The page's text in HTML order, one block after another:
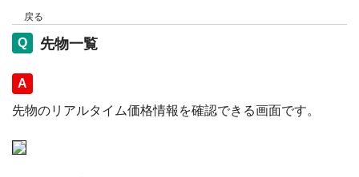
戻る
先物一覧
回答
先物のリアルタイム価格情報を確認できる画面です。